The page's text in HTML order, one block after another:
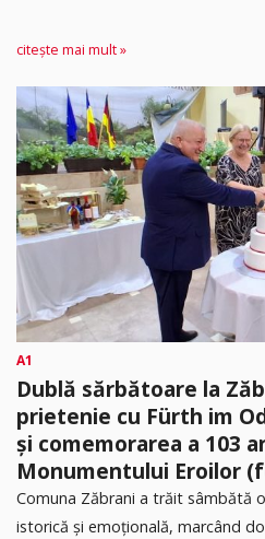
citește mai mult »
A1
Dublă sărbătoare la
prietenie cu Fürth im
și comemorarea a 103
Monumentului Eroilor
Comuna Zăbrani a trăit sâmbătă
istorică și emoțională, marcând